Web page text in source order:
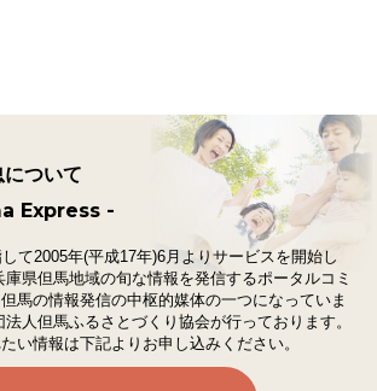
について
Express -
て2005年(平成17年)6月よりサービスを開始し
庫県但馬地域の旬な情報を発信するポータルコミ
但馬の情報発信の中枢的媒体の一つになっていま
人但馬ふるさとづくり協会が行っております。
い情報は下記よりお申し込みください。